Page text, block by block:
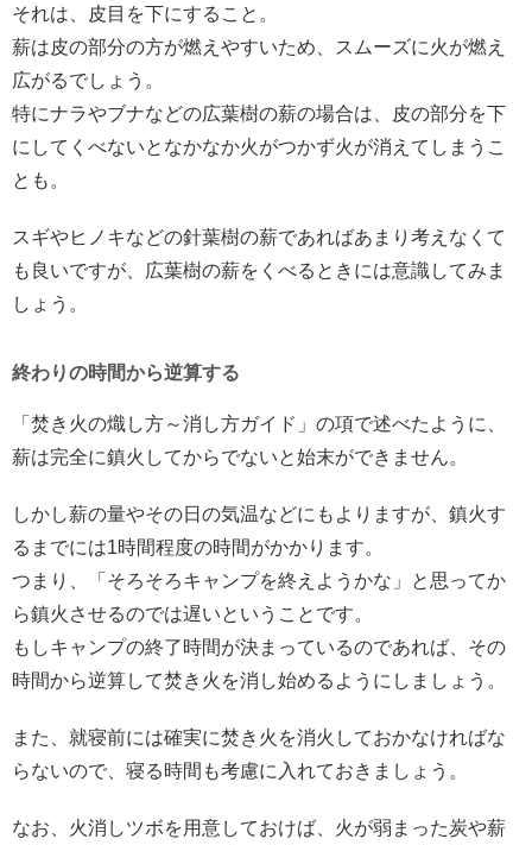
それは、皮目を下にすること。
薪は皮の部分の方が燃えやすいため、スムーズに火が燃え
広がるでしょう。
特にナラやブナなどの広葉樹の薪の場合は、皮の部分を下
にしてくべないとなかなか火がつかず火が消えてしまうこ
とも。
スギやヒノキなどの針葉樹の薪であればあまり考えなくて
も良いですが、広葉樹の薪をくべるときには意識してみま
しょう。
終わりの時間から逆算する
「焚き火の熾し方～消し方ガイド」の項で述べたように、
薪は完全に鎮火してからでないと始末ができません。
しかし薪の量やその日の気温などにもよりますが、鎮火す
るまでには1時間程度の時間がかかります。
つまり、「そろそろキャンプを終えようかな」と思ってか
ら鎮火させるのでは遅いということです。
もしキャンプの終了時間が決まっているのであれば、その
時間から逆算して焚き火を消し始めるようにしましょう。
また、就寝前には確実に焚き火を消火しておかなければな
らないので、寝る時間も考慮に入れておきましょう。
なお、火消しツボを用意しておけば、火が弱まった炭や薪